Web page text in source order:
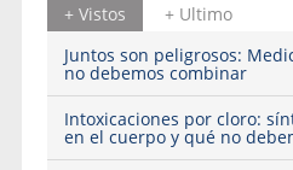
+ Vistos
+ Ultimo
Juntos son peligrosos:
no debemos combinar
Intoxicaciones por cloro:
en el cuerpo y qué no